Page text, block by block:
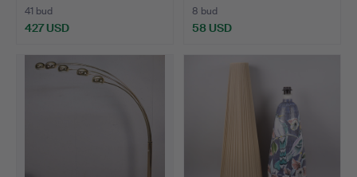
41 bud
427 USD
8 bud
58 USD